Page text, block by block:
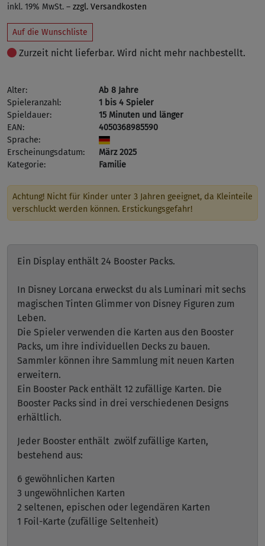
inkl. 19% MwSt. – zzgl. Versandkosten
Auf die Wunschliste
Zurzeit nicht lieferbar. Wird nicht mehr nachbestellt.
Alter:
Ab 8 Jahre
Spieleranzahl:
1 bis 4 Spieler
Spieldauer:
15 Minuten und länger
EAN:
4050368985590
Sprache:
Erscheinungsdatum:
März 2025
Kategorie:
Familie
Achtung! Nicht für Kinder unter 3 Jahren geeignet, da Kleinteile
verschluckt werden können. Erstickungsgefahr!
Ein Display enthält 24 Booster Packs.
In Disney Lorcana erweckst du als Luminari mit sechs
magischen Tinten Glimmer von Disney Figuren zum
Leben.
Die Spieler verwenden die Karten aus den Booster
Packs, um ihre individuellen Decks zu bauen.
Sammler können ihre Sammlung mit neuen Karten
erweitern.
Ein Booster Pack enthält 12 zufällige Karten. Die
Booster Packs sind in drei verschiedenen Designs
erhältlich.
Jeder Booster enthält zwölf zufällige Karten,
bestehend aus:
6 gewöhnlichen Karten
3 ungewöhnlichen Karten
2 seltenen, epischen oder legendären Karten
1 Foil-Karte (zufällige Seltenheit)